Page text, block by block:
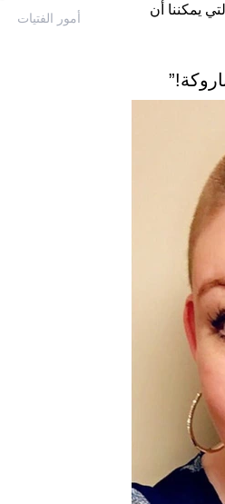
أمور الفتيات
يمكننا أن